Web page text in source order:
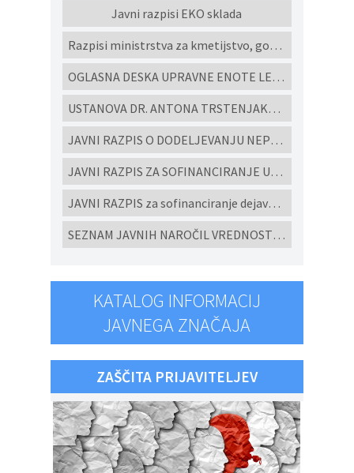
Javni razpisi EKO sklada
Razpisi ministrstva za kmetijstvo, gozdarstvo in prehrano
OGLASNA DESKA UPRAVNE ENOTE LENART
USTANOVA DR. ANTONA TRSTENJAKA - Razpisi za študijske programe in projekte 2022
JAVNI RAZPIS O DODELJEVANJU NEPOVRATNIH FINANČNIH SREDSTEV ZA IZGRADNJO MALIH KOMUNALNIH ČISTILNIH NAPRAV IN HIŠNIH PREČRPALIŠČ V OBČINI CERKVENJAK V LETU 2026
JAVNI RAZPIS ZA SOFINANCIRANJE UKREPOV POSPEŠEVANJA IN SPODBUJANJE RAZVOJA MALEGA GOSPODARSTVA V OBČINI CERKVENJAK ZA LETO 2026
JAVNI RAZPIS za sofinanciranje dejavnosti ljubiteljske kulture, javnih kulturnih programov in javnih kulturnih prireditev in projektov v Občini Cerkvenjak za leto 2026
SEZNAM JAVNIH NAROČIL VREDNOSTI NAD 10.000 eur brez DDV ODDANIH PO EVIDENČNEM POSTOPKU V SKLADU ZJN-3 za leto 2025
KATALOG INFORMACIJ
JAVNEGA ZNAČAJA
ZAŠČITA PRIJAVITELJEV